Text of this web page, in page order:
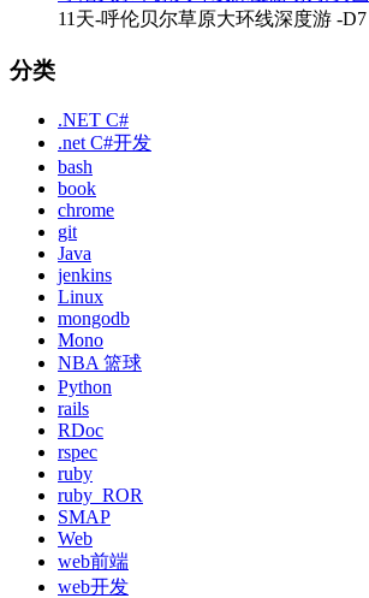
11天-呼伦贝尔草原大环线深度游 -D7
分类
.NET C#
.net C#开发
bash
book
chrome
git
Java
jenkins
Linux
mongodb
Mono
NBA 篮球
Python
rails
RDoc
rspec
ruby
ruby_ROR
SMAP
Web
web前端
web开发